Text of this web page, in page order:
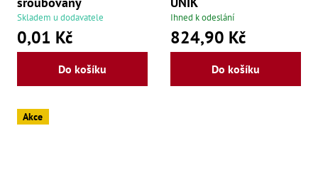
Skladem u dodavatele
0,01 Kč
Do košíku
Ihned k odeslání
824,90 Kč
Do košíku
Akce